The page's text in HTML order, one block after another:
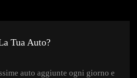
Tua Auto?
auto aggiunte ogni giorno e